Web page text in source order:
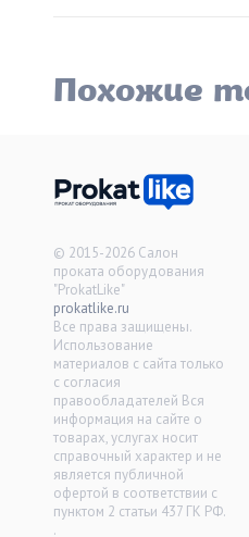
Похожие
© 2015-2026 Салон
проката оборудования
"ProkatLike"
prokatlike.ru
Все права защищены.
Использование
материалов с сайта только
с согласия
правообладателей Вся
информация на сайте о
товарах, услугах носит
справочный характер и не
является публичной
офертой в соответствии с
пунктом 2 статьи 437 ГК РФ.
.